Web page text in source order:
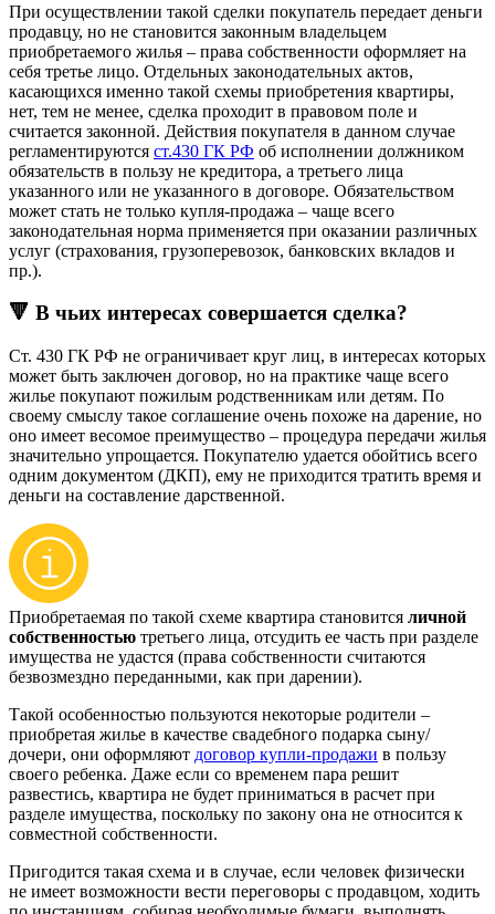
При осуществлении такой сделки покупатель передает деньги
продавцу, но не становится законным владельцем
приобретаемого жилья – права собственности оформляет на
себя третье лицо. Отдельных законодательных актов,
касающихся именно такой схемы приобретения квартиры,
нет, тем не менее, сделка проходит в правовом поле и
считается законной. Действия покупателя в данном случае
регламентируются ст.430 ГК РФ об исполнении должником
обязательств в пользу не кредитора, а третьего лица
указанного или не указанного в договоре. Обязательством
может стать не только купля-продажа – чаще всего
законодательная норма применяется при оказании различных
услуг (страхования, грузоперевозок, банковских вкладов и
пр.).
🔻 В чьих интересах совершается сделка?
Ст. 430 ГК РФ не ограничивает круг лиц, в интересах которых
может быть заключен договор, но на практике чаще всего
жилье покупают пожилым родственникам или детям. По
своему смыслу такое соглашение очень похоже на дарение, но
оно имеет весомое преимущество – процедура передачи жилья
значительно упрощается. Покупателю удается обойтись всего
одним документом (ДКП), ему не приходится тратить время и
деньги на составление дарственной.
Приобретаемая по такой схеме квартира становится личной
собственностью третьего лица, отсудить ее часть при разделе
имущества не удастся (права собственности считаются
безвозмездно переданными, как при дарении).
Такой особенностью пользуются некоторые родители –
приобретая жилье в качестве свадебного подарка сыну/
дочери, они оформляют договор купли-продажи в пользу
своего ребенка. Даже если со временем пара решит
развестись, квартира не будет приниматься в расчет при
разделе имущества, поскольку по закону она не относится к
совместной собственности.
Пригодится такая схема и в случае, если человек физически
не имеет возможности вести переговоры с продавцом, ходить